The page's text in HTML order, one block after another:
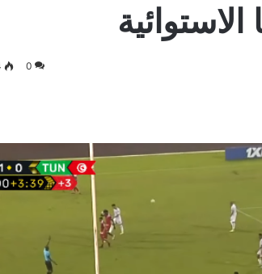
0